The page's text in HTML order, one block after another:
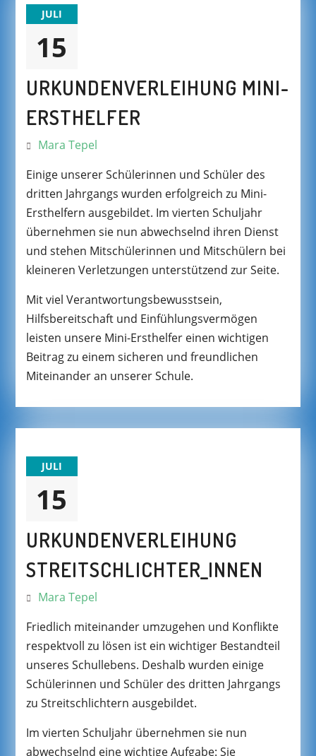
JULI
15
URKUNDENVERLEIHUNG MINI-
ERSTHELFER
Mara Tepel
Einige unserer Schülerinnen und Schüler des
dritten Jahrgangs wurden erfolgreich zu Mini-
Ersthelfern ausgebildet. Im vierten Schuljahr
übernehmen sie nun abwechselnd ihren Dienst
und stehen Mitschülerinnen und Mitschülern bei
kleineren Verletzungen unterstützend zur Seite.
Mit viel Verantwortungsbewusstsein,
Hilfsbereitschaft und Einfühlungsvermögen
leisten unsere Mini-Ersthelfer einen wichtigen
Beitrag zu einem sicheren und freundlichen
Miteinander an unserer Schule.
JULI
15
URKUNDENVERLEIHUNG
STREITSCHLICHTER_INNEN
Mara Tepel
Friedlich miteinander umzugehen und Konflikte
respektvoll zu lösen ist ein wichtiger Bestandteil
unseres Schullebens. Deshalb wurden einige
Schülerinnen und Schüler des dritten Jahrgangs
zu Streitschlichtern ausgebildet.
Im vierten Schuljahr übernehmen sie nun
abwechselnd eine wichtige Aufgabe: Sie